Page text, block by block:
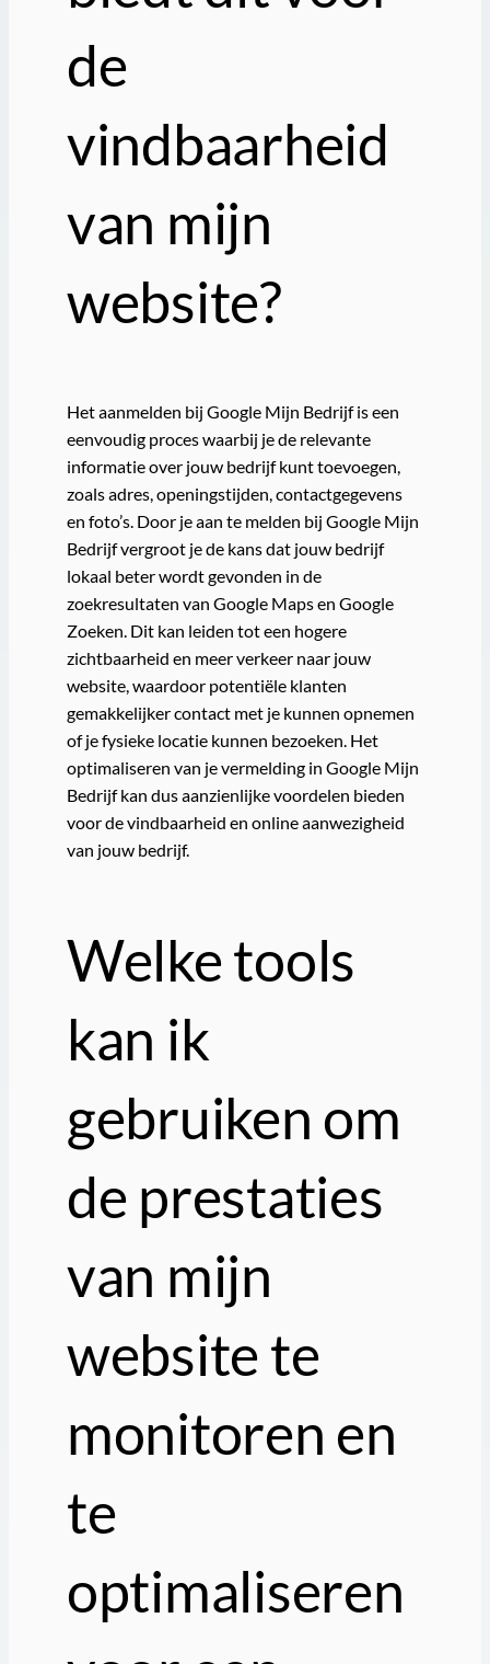
de
vindbaarheid
van mijn
website?
Het aanmelden bij Google Mijn Bedrijf is een
eenvoudig proces waarbij je de relevante
informatie over jouw bedrijf kunt toevoegen,
zoals adres, openingstijden, contactgegevens
en foto’s. Door je aan te melden bij Google Mijn
Bedrijf vergroot je de kans dat jouw bedrijf
lokaal beter wordt gevonden in de
zoekresultaten van Google Maps en Google
Zoeken. Dit kan leiden tot een hogere
zichtbaarheid en meer verkeer naar jouw
website, waardoor potentiële klanten
gemakkelijker contact met je kunnen opnemen
of je fysieke locatie kunnen bezoeken. Het
optimaliseren van je vermelding in Google Mijn
Bedrijf kan dus aanzienlijke voordelen bieden
voor de vindbaarheid en online aanwezigheid
van jouw bedrijf.
Welke tools
kan ik
gebruiken om
de prestaties
van mijn
website te
monitoren en
te
optimaliseren